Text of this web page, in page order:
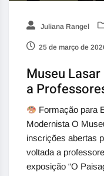
Juliana Rangel
25 de março de
Museu
a
Formação para
Modernista O
inscrições abertas
voltada a
exposição “O